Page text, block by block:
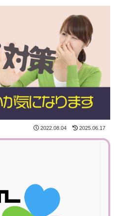
2022.08.04 2025.06.17